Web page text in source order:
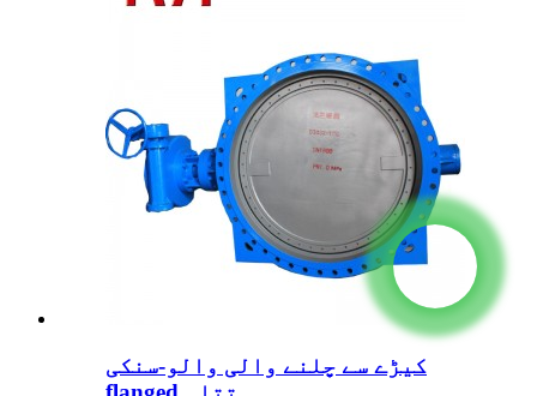
کیڑے سے چلنے والی والو-سنکی